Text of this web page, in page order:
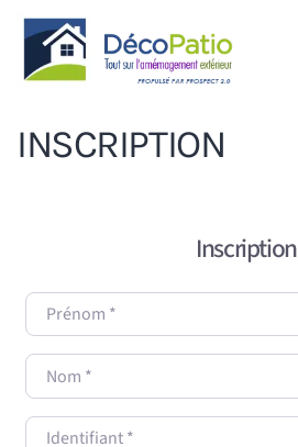
Skip to main content
INSCRIPTION
Inscription
Prénom
Nom
Identifiant